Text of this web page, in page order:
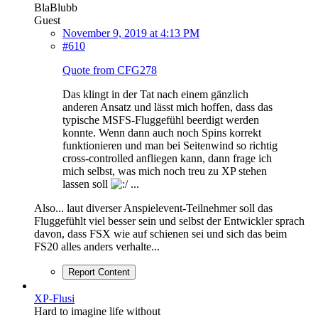
BlaBlubb
Guest
November 9, 2019 at 4:13 PM
#610
Quote from CFG278
Das klingt in der Tat nach einem gänzlich
anderen Ansatz und lässt mich hoffen, dass das
typische MSFS-Fluggefühl beerdigt werden
konnte. Wenn dann auch noch Spins korrekt
funktionieren und man bei Seitenwind so richtig
cross-controlled anfliegen kann, dann frage ich
mich selbst, was mich noch treu zu XP stehen
lassen soll
...
Also... laut diverser Anspielevent-Teilnehmer soll das
Fluggefühlt viel besser sein und selbst der Entwickler sprach
davon, dass FSX wie auf schienen sei und sich das beim
FS20 alles anders verhalte...
Report Content
XP-Flusi
Hard to imagine life without